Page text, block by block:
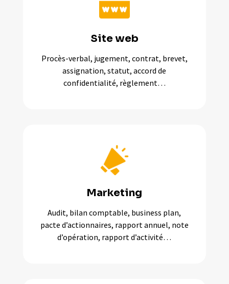
Site web
Procès-verbal, jugement, contrat, brevet,
assignation, statut, accord de
confidentialité, règlement…
Marketing
Audit, bilan comptable, business plan,
pacte d’actionnaires, rapport annuel, note
d’opération, rapport d’activité…